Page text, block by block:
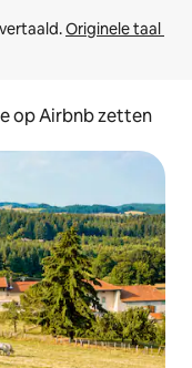
Originele taal
op Airbnb zetten